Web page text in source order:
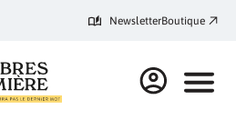
NewsletterBoutique